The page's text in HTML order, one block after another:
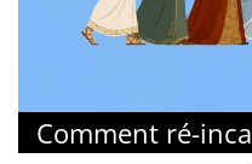
Comment ré-